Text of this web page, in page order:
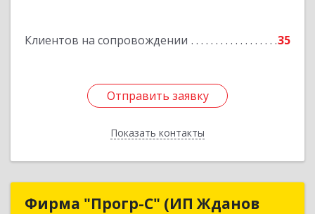
Клиентов на сопровождении 35
Отправить заявку
Показать контакты
Отправить заявку
Назад
Фирма "Прогр-С" (ИП Жданов
Фирма "Прогр-С" (ИП Жданов